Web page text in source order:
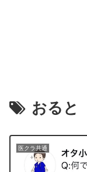
おると
医クラ共通